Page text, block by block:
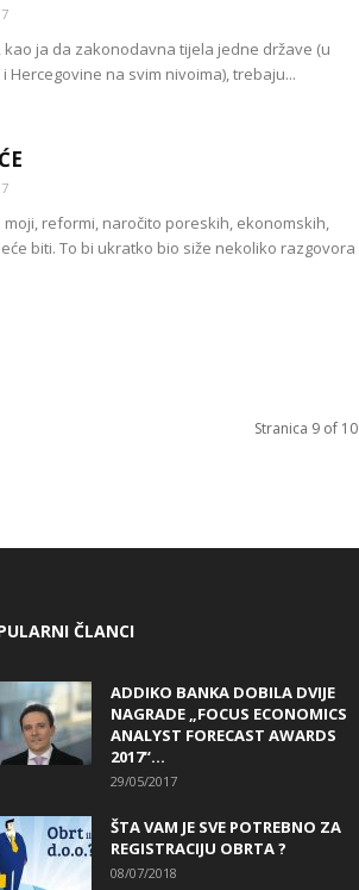
kao ja da zakonodavna tijela jedne države (u
Hercegovine na svim nivoima), trebaju...
moji, reformi, naročito poreskih, ekonomskih,
biti. To bi ukratko bio siže nekoliko razgovora
Stranica 9 of 10
ČLANCI
ADDIKO BANKA DOBILA DVIJE
NAGRADE „FOCUS ECONOMICS
ANALYST FORECAST AWARDS
2017“...
29/05/2017
ŠTA VAM JE SVE POTREBNO ZA
REGISTRACIJU OBRTA ?
08/07/2018